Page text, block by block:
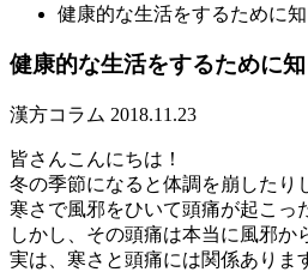
健康的な生活をするために
健康的な生活をするために
漢方コラム 2018.11.23
皆さんこんにちは！
冬の季節になると体調を崩したり
寒さで風邪をひいて頭痛が起こっ
しかし、その頭痛は本当に風邪か
実は、寒さと頭痛には関係ありま